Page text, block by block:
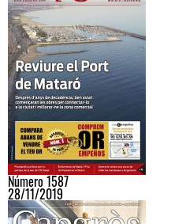
Número 1587
28/11/2019